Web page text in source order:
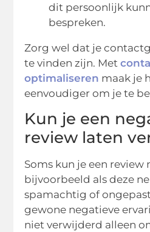
dit persoonlijk
bespreken.
Zorg wel dat je
te vinden zijn. Met
optimaliseren maak je
eenvoudiger om je te
Kun je een
review laten
Soms kun je een
bijvoorbeeld als deze
spamachtig of
gewone negatieve
niet verwijderd alleen